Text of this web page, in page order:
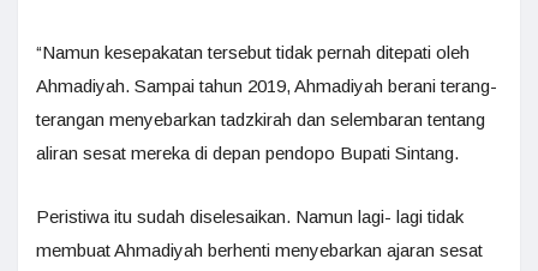
“Namun kesepakatan tersebut tidak pernah ditepati oleh
Ahmadiyah. Sampai tahun 2019, Ahmadiyah berani terang-
terangan menyebarkan tadzkirah dan selembaran tentang
aliran sesat mereka di depan pendopo Bupati Sintang.
Peristiwa itu sudah diselesaikan. Namun lagi- lagi tidak
membuat Ahmadiyah berhenti menyebarkan ajaran sesat